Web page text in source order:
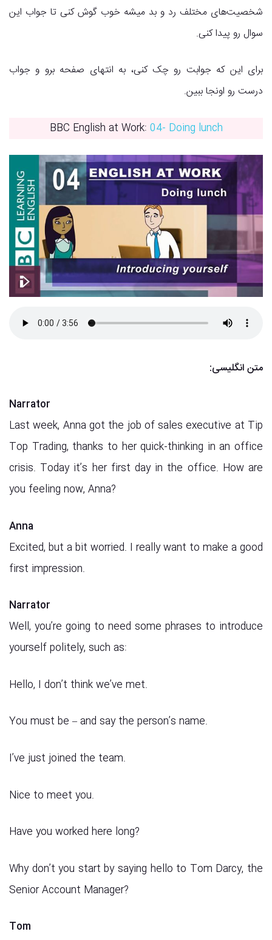
شخصیت‌های مختلف رد و بد میشه خوب گوش کنی تا جواب این
سوال رو پیدا کنی.
برای این که جوابت رو چک کنی، به انتهای صفحه برو و جواب
درست رو اونجا ببین.
BBC English at Work: 04- Doing lunch
متن انگلیسی:
Narrator
Last week, Anna got the job of sales executive at Tip
Top Trading, thanks to her quick-thinking in an office
crisis. Today it’s her first day in the office. How are
you feeling now, Anna?
Anna
Excited, but a bit worried. I really want to make a good
first impression.
Narrator
Well, you’re going to need some phrases to introduce
yourself politely, such as:
Hello, I don’t think we’ve met.
You must be – and say the person’s name.
I’ve just joined the team.
Nice to meet you.
Have you worked here long?
Why don’t you start by saying hello to Tom Darcy, the
Senior Account Manager?
Tom